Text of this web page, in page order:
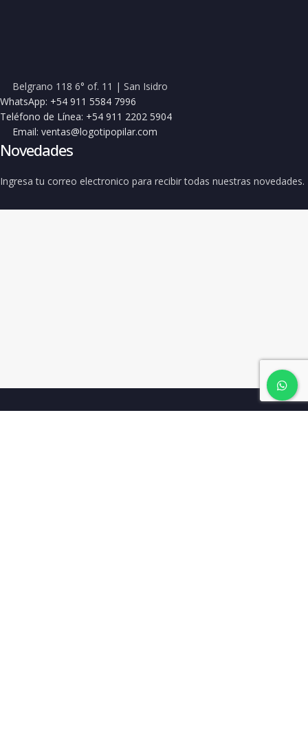
Belgrano 118 6° of. 11 | San Isidro
WhatsApp: +54 911 5584 7996
Teléfono de Línea: +54 911 2202 5904
Email: ventas@logotipopilar.com
Novedades
Ingresa tu correo electronico para recibir todas nuestras novedades.